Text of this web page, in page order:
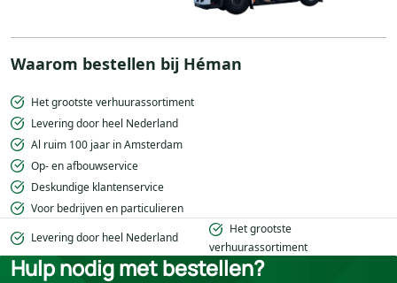
Waarom bestellen bij Héman
Het grootste verhuurassortiment
Levering door heel Nederland
Al ruim 100 jaar in Amsterdam
Op- en afbouwservice
Deskundige klantenservice
Voor bedrijven en particulieren
Levering door heel Nederland
Het grootste
verhuurassortiment
Hulp nodig met bestellen?